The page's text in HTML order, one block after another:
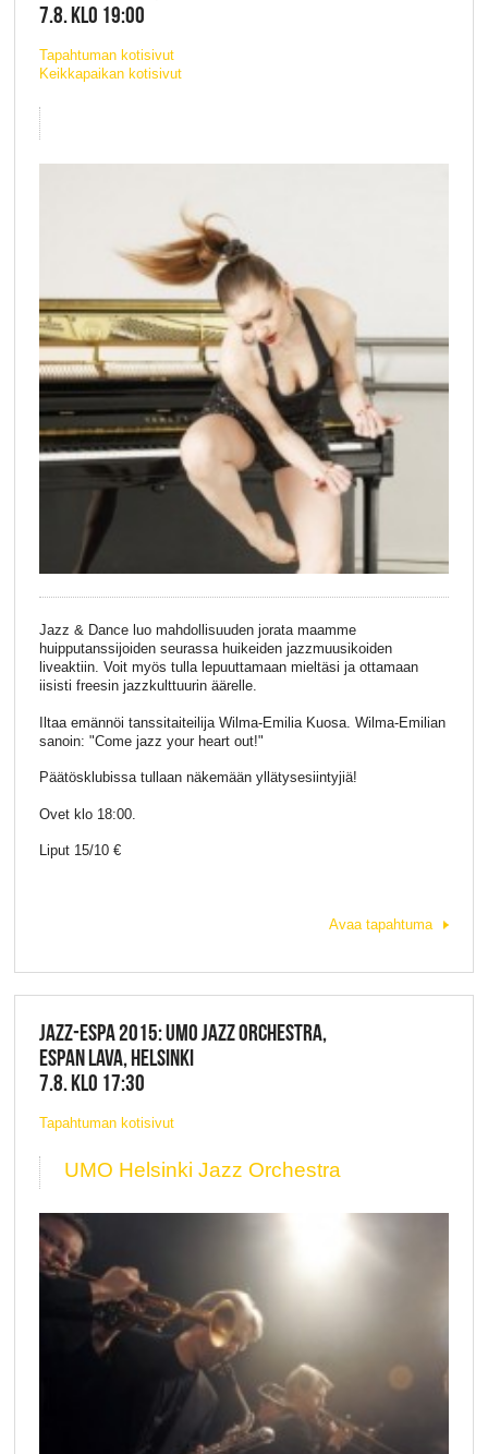
7.8. KLO 19:00
Tapahtuman kotisivut
Keikkapaikan kotisivut
Jazz & Dance luo mahdollisuuden jorata maamme
huipputanssijoiden seurassa huikeiden jazzmuusikoiden
liveaktiin. Voit myös tulla lepuuttamaan mieltäsi ja ottamaan
iisisti freesin jazzkulttuurin äärelle.
Iltaa emännöi tanssitaiteilija Wilma-Emilia Kuosa. Wilma-Emilian
sanoin: "Come jazz your heart out!"
Päätösklubissa tullaan näkemään yllätysesiintyjiä!
Ovet klo 18:00.
Liput 15/10 €
Avaa tapahtuma
JAZZ-ESPA 2015: UMO JAZZ ORCHESTRA,
ESPAN LAVA, HELSINKI
7.8. KLO 17:30
Tapahtuman kotisivut
UMO Helsinki Jazz Orchestra